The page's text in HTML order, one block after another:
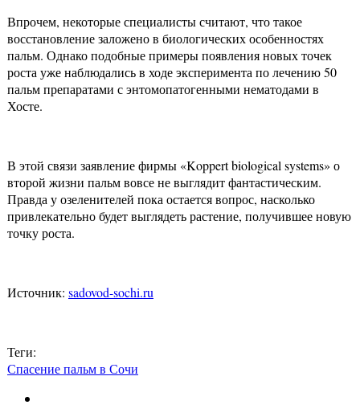
Впрочем, некоторые специалисты считают, что такое
восстановление заложено в биологических особенностях
пальм. Однако подобные примеры появления новых точек
роста уже наблюдались в ходе эксперимента по лечению 50
пальм препаратами с энтомопатогенными нематодами в
Хосте.
В этой связи заявление фирмы «Koppert biological systems» о
второй жизни пальм вовсе не выглядит фантастическим.
Правда у озеленителей пока остается вопрос, насколько
привлекательно будет выглядеть растение, получившее новую
точку роста.
Источник: sadovod-sochi.ru
Теги:
Спасение пальм в Сочи